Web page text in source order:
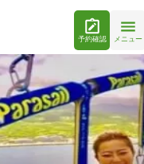
予約確認 メニュー